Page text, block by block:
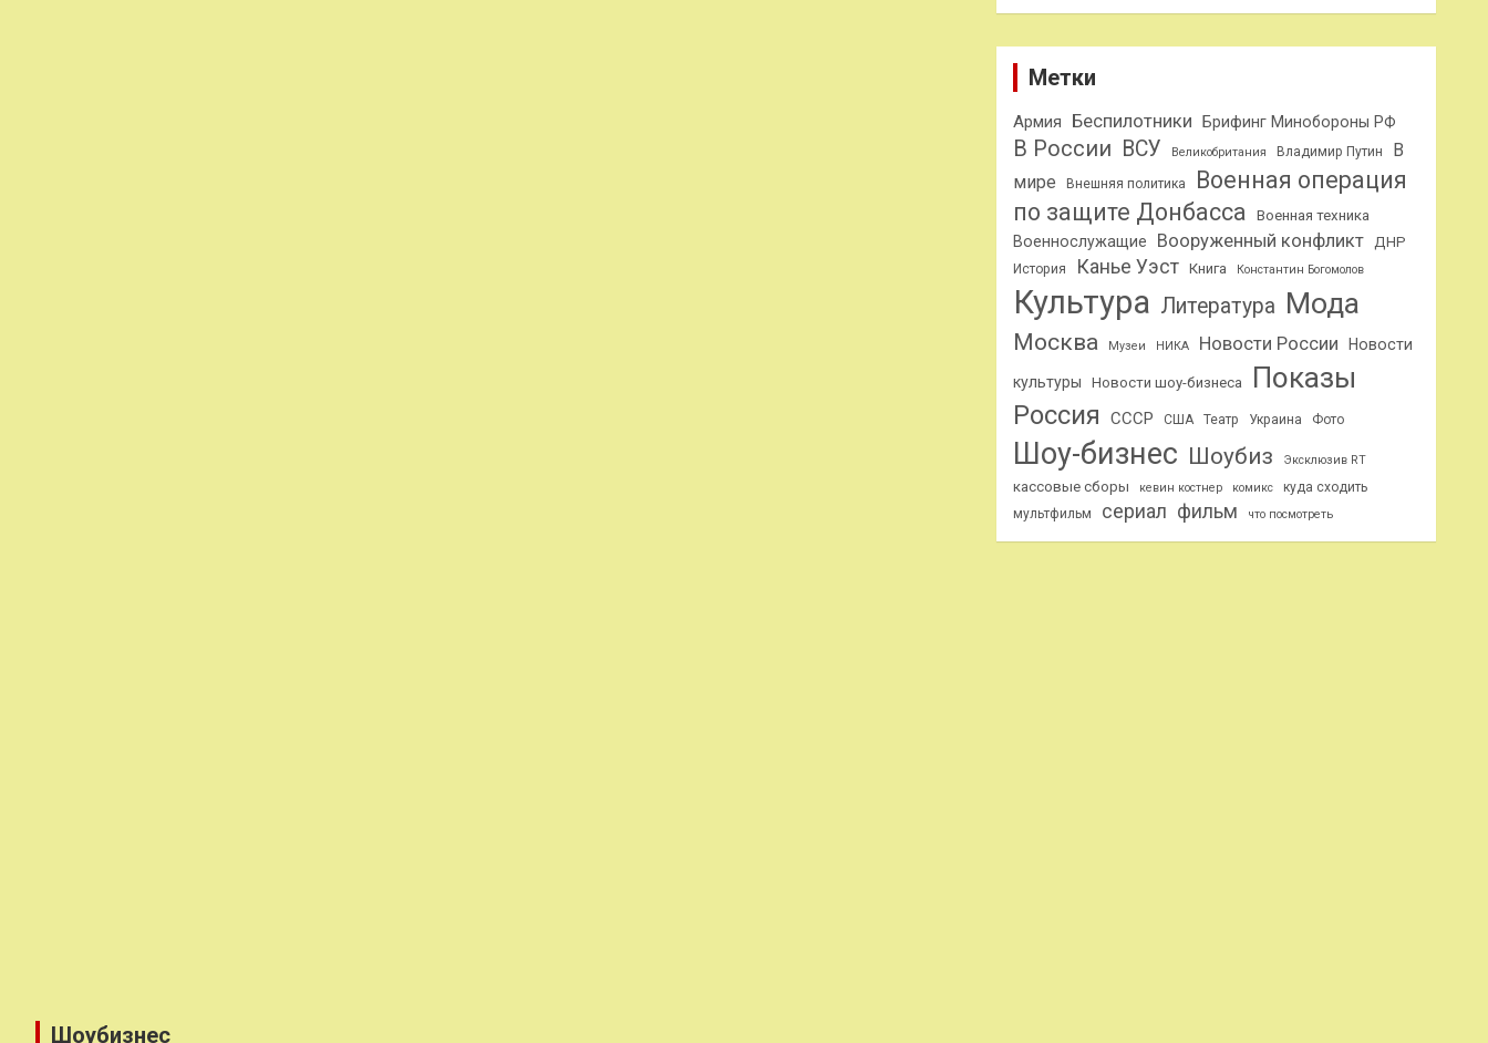
Метки
Армия Беспилотники Брифинг Минобороны РФ
В России ВСУ Великобритания Владимир Путин
В
мире
Внешняя политика
Военная операция
по защите Донбасса
Военная техника
Военнослужащие Вооруженный конфликт ДНР
История Канье Уэст Книга Константин Богомолов
Культура Литература Мода
Москва Музеи НИКА Новости России Новости
культуры Новости шоу-бизнеса Показы
Россия СССР США Театр Украина Фото
Шоу-бизнес Шоубиз Эксклюзив RT
кассовые сборы кевин костнер комикс
куда сходить
мультфильм
сериал фильм что посмотреть
Шоубизнес